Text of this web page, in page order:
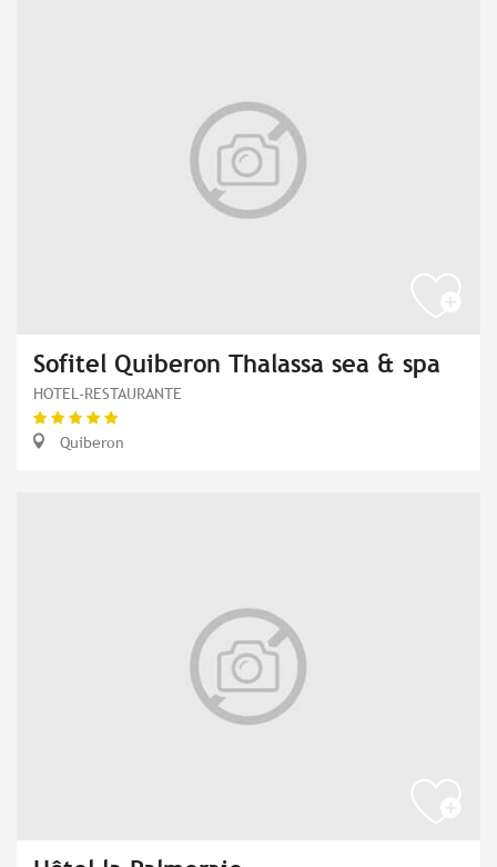
Sofitel Quiberon Thalassa sea & spa
HOTEL-RESTAURANTE
Quiberon